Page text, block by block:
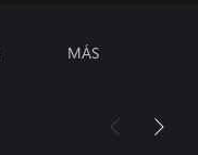
MÁS